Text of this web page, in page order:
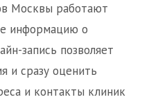
Москвы работают
информацию о
запись позволяет
и сразу оценить
и контакты клиник